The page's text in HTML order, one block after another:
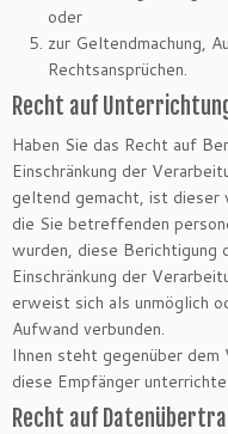
oder
zur Geltendmachung,
Rechtsansprüchen.
Recht auf
Haben Sie das Recht auf
Einschränkung der
geltend gemacht, ist dieser
die Sie betreffenden
wurden, diese Berichtigung
Einschränkung der
erweist sich als unmöglich
Aufwand verbunden.
Ihnen steht gegenüber
diese Empfänger
Recht auf